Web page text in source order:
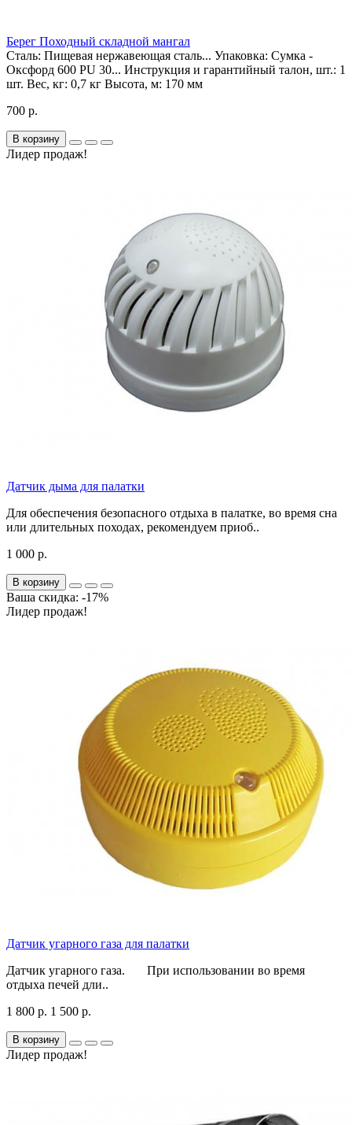
Берег Походный складной мангал
Сталь: Пищевая нержавеющая сталь... Упаковка: Сумка -
Оксфорд 600 PU 30... Инструкция и гарантийный талон, шт.: 1
шт. Вес, кг: 0,7 кг Высота, м: 170 мм
700 р.
В корзину
Лидер продаж!
Датчик дыма для палатки
Для обеспечения безопасного отдыха в палатке, во время сна
или длительных походах, рекомендуем приоб..
1 000 р.
В корзину
Ваша скидка: -17%
Лидер продаж!
Датчик угарного газа для палатки
Датчик угарного газа. При использовании во время
отдыха печей дли..
1 800 р. 1 500 р.
В корзину
Лидер продаж!